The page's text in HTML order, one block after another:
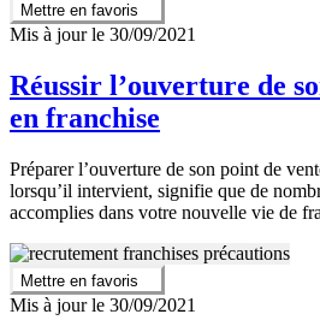
Mettre en favoris
Mis à jour le 30/09/2021
Réussir l’ouverture de
en franchise
Préparer l’ouverture de son point de
lorsqu’il intervient, signifie que de
accomplies dans votre nouvelle vie de
Mettre en favoris
Mis à jour le 30/09/2021